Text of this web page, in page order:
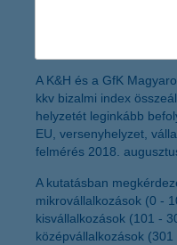
A K&H és a GfK
kkv bizalmi index
helyzetét leginkább
EU, versenyhelyzet,
felmérés 2018.
A kutatásban
mikrovállalkozások (0 -
kisvállalkozások (101 -
középvállalkozások